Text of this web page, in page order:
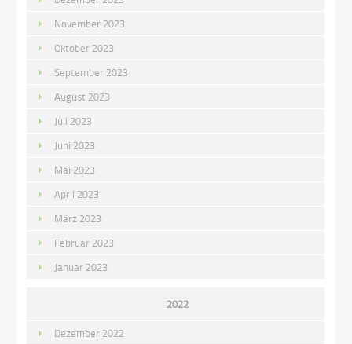
November 2023
Oktober 2023
September 2023
August 2023
Juli 2023
Juni 2023
Mai 2023
April 2023
März 2023
Februar 2023
Januar 2023
2022
Dezember 2022